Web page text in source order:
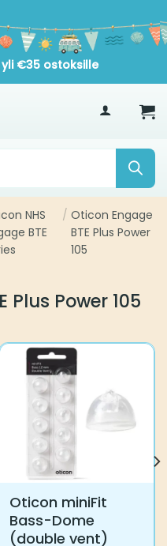
yli€35ostoksille
NHS
BTE
/ Oticon Engage
BTE Plus Power
105
Plus Power 105
Oticon miniFit
Bass-Dome
(double vent)